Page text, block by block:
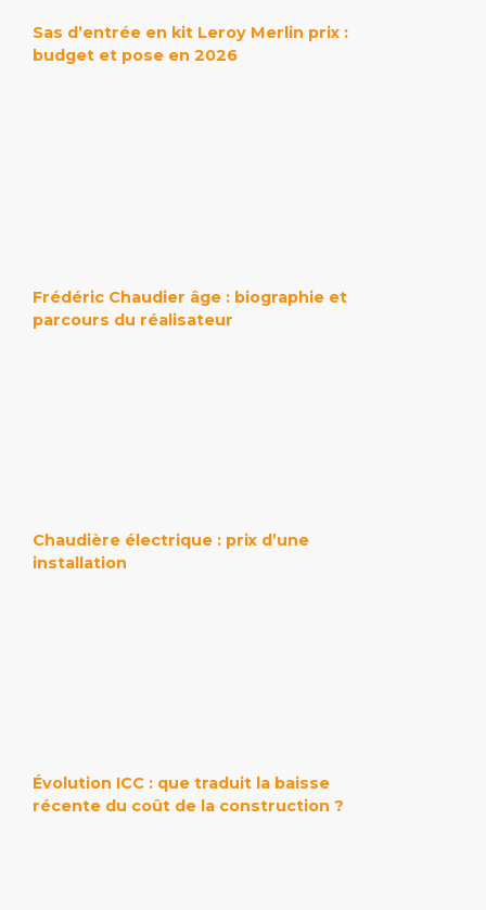
Sas d’entrée en kit Leroy Merlin prix :
budget et pose en 2026
Frédéric Chaudier âge : biographie et
parcours du réalisateur
Chaudière électrique : prix d’une
installation
Évolution ICC : que traduit la baisse
récente du coût de la construction ?